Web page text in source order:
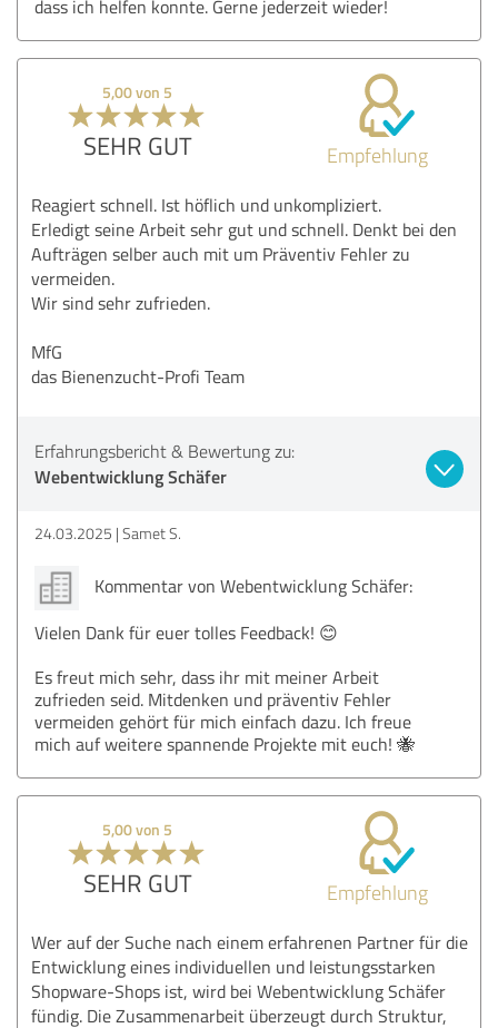
dass ich helfen konnte. Gerne jederzeit wieder!
5,00 von 5
SEHR GUT Empfehlung
Reagiert schnell. Ist höflich und unkompliziert.
Erledigt seine Arbeit sehr gut und schnell. Denkt bei den
Aufträgen selber auch mit um Präventiv Fehler zu
vermeiden.
Wir sind sehr zufrieden.
MfG
das Bienenzucht-Profi Team
Erfahrungsbericht & Bewertung zu:
Webentwicklung Schäfer
24.03.2025 Samet S.
Kommentar von Webentwicklung Schäfer:
Vielen Dank für euer tolles Feedback! 😊
Es freut mich sehr, dass ihr mit meiner Arbeit
zufrieden seid. Mitdenken und präventiv Fehler
vermeiden gehört für mich einfach dazu. Ich freue
mich auf weitere spannende Projekte mit euch! 🐝
5,00 von 5
SEHR GUT Empfehlung
Wer auf der Suche nach einem erfahrenen Partner für die
Entwicklung eines individuellen und leistungsstarken
Shopware-Shops ist, wird bei Webentwicklung Schäfer
fündig. Die Zusammenarbeit überzeugt durch Struktur,